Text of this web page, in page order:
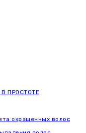
В ПРОСТОТЕ
окрашенных волос